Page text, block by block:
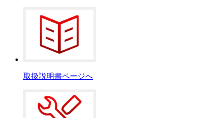
取扱説明書ページへ